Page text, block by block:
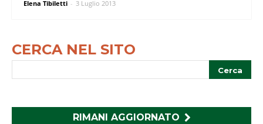
Elena Tibiletti - 3 Luglio 2013
CERCA NEL SITO
RIMANI AGGIORNATO